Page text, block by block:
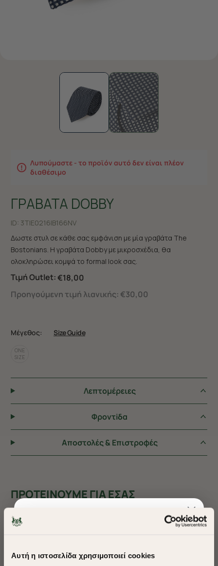
Αυτή η ιστοσελίδα χρησιμοποιεί cookies
Λυπούμαστε - το προϊόν αυτό δεν είναι πλέον
διαθέσιμο
ΓΡΑΒΑΤΑ DOBBY
ID: 3TIE0216|B166NV
Δωστε στυλ σε κάθε σας εμφάνιση με μία γραβάτα The
Bostonians. Η γραβάτα Dobby με μικροσχέδια, θα
ολοκληρώσει κομψά το formal look σας.
Τιμή Outlet:€18,00
Προηγούμενη τιμή λιανικής: €30,00
Μέγεθος: Size Guide
ONE
SIZE
Λεπτομέρειες
Φροντiδα
Αποστολές & Επιστροφές
ΠΡΟΤΕΙΝΟΥΜΕ ΓΙΑ ΕΣΑΣ